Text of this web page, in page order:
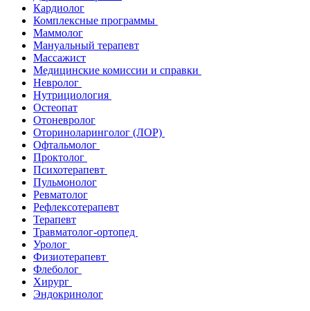
Кардиолог
Комплексные программы
Маммолог
Мануальный терапевт
Массажист
Медицинские комиссии и справки
Невролог
Нутрициология
Остеопат
Отоневролог
Оториноларинголог (ЛОР)
Офтальмолог
Проктолог
Психотерапевт
Пульмонолог
Ревматолог
Рефлексотерапевт
Терапевт
Травматолог-ортопед
Уролог
Физиотерапевт
Флеболог
Хирург
Эндокринолог